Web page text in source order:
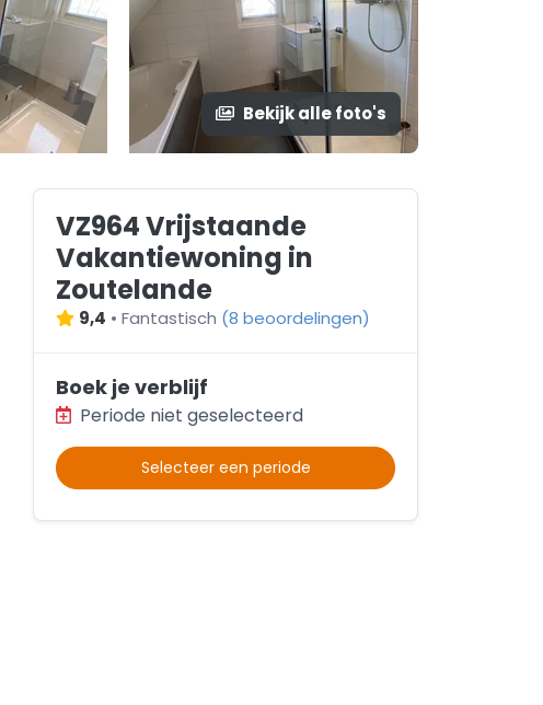
Bekijk alle foto's
VZ964 Vrijstaande
Vakantiewoning in
Zoutelande
9,4 • Fantastisch (8 beoordelingen)
Boek je verblijf
Periode niet geselecteerd
Selecteer een periode